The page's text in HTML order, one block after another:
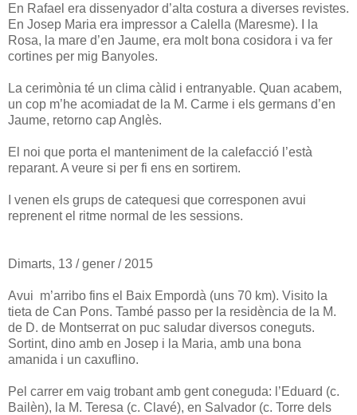
En Rafael era dissenyador d’alta costura a diverses revistes.
En Josep Maria era impressor a Calella (Maresme). I la
Rosa, la mare d’en Jaume, era molt bona cosidora i va fer
cortines per mig Banyoles.
La cerimònia té un clima càlid i entranyable. Quan acabem,
un cop m’he acomiadat de la M. Carme i els germans d’en
Jaume, retorno cap Anglès.
El noi que porta el manteniment de la calefacció l’està
reparant. A veure si per fi ens en sortirem.
I venen els grups de catequesi que corresponen avui
reprenent el ritme normal de les sessions.
Dimarts, 13 / gener / 2015
Avui m’arribo fins el Baix Empordà (uns 70 km). Visito la
tieta de Can Pons. També passo per la residència de la M.
de D. de Montserrat on puc saludar diversos coneguts.
Sortint, dino amb en Josep i la Maria, amb una bona
amanida i un caxuflino.
Pel carrer em vaig trobant amb gent coneguda: l’Eduard (c.
Bailèn), la M. Teresa (c. Clavé), en Salvador (c. Torre dels